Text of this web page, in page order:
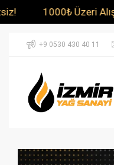
Alışverişlerde Kargo
+9 0530 430 40 11